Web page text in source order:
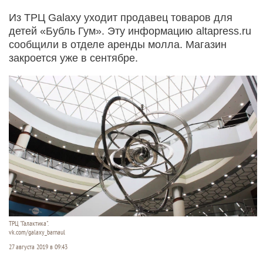
Из ТРЦ Galaxy уходит продавец товаров для
детей «Бубль Гум». Эту информацию altapress.ru
сообщили в отделе аренды молла. Магазин
закроется уже в сентябре.
ТРЦ "Галактика".
vk.com/galaxy_barnaul
27 августа 2019 в 09:43